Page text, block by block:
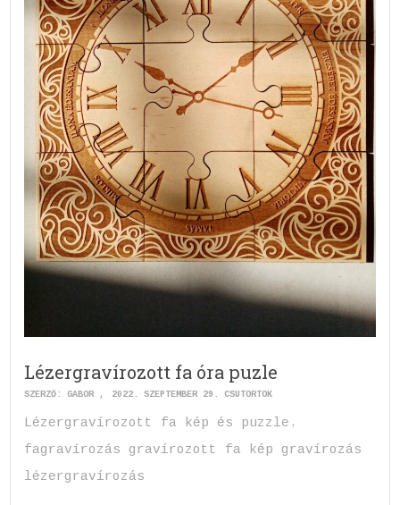
Lézergravírozott fa óra puzle
SZERZŐ:GABOR 2022. SZEPTEMBER 29. CSÜTÖRTÖK
Lézergravírozott fa kép és puzzle.
fagravírozás gravírozott fa kép gravírozás
lézergravírozás